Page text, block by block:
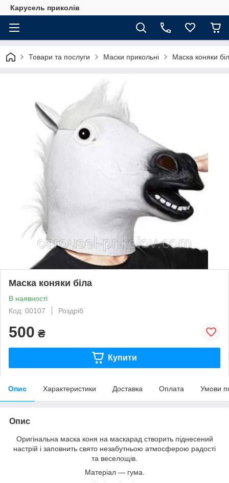
Карусель приколів
Товари та послуги Маски прикольні Маска коняки
Маска коняки біла
В наявності
Код: 00107
Роздріб
500 ₴
Купити
Опис Характеристики Доставка Оплата Умови
Опис
Оригінальна маска коня на маскарад створить піднесений
настрій і заповнить свято незабутньою атмосферою радості
та веселощів.
Матеріал — гума.